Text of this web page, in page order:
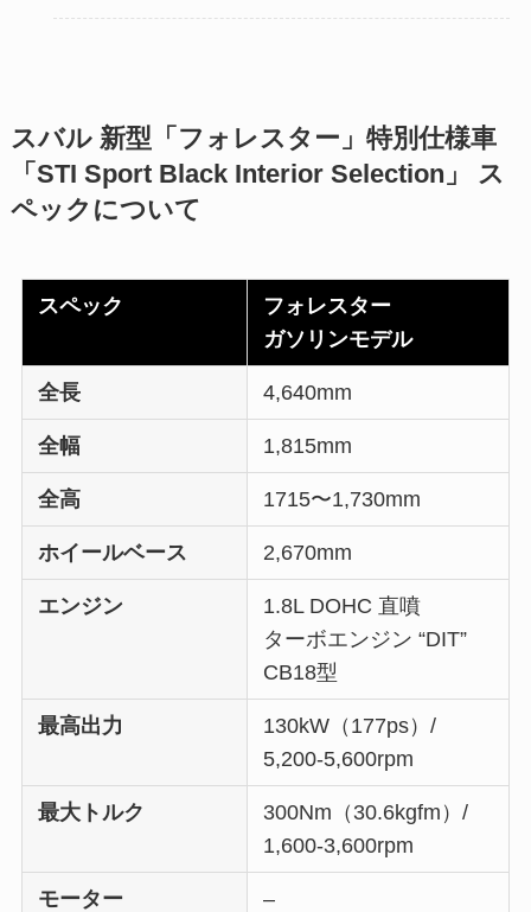
スバル 新型「フォレスター」特別仕様車
「STI Sport Black Interior Selection」 ス
ペックについて
スペック
フォレスター
ガソリンモデル
全長 4,640mm
全幅 1,815mm
全高 1715〜1,730mm
ホイールベース 2,670mm
エンジン
1.8L DOHC 直噴
ターボエンジン “DIT”
CB18型
最高出力
130kW（177ps）/
5,200-5,600rpm
最大トルク
300Nm（30.6kgfm）/
1,600-3,600rpm
モーター
–